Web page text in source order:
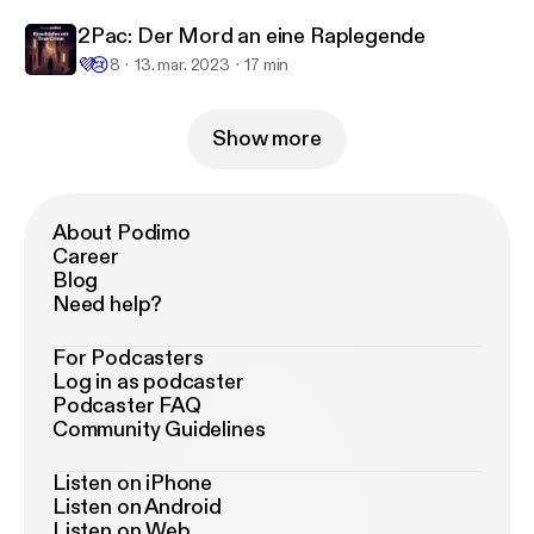
2Pac: Der Mord an eine Raplegende
💜😢8 13. mar. 2023 17 min
Show more
About Podimo
Career
Blog
Need help?
For Podcasters
Log in as podcaster
Podcaster FAQ
Community Guidelines
Listen on iPhone
Listen on Android